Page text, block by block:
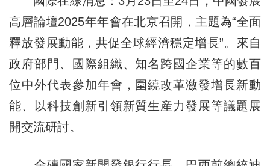
高層論壇2025年年會在北京召開，主題為“全面
釋放發展動能，共促全球經濟穩定增長”。來自
政府部門、國際組織、知名跨國企業等的數百
位中外代表參加年會，圍繞改革激發增長新動
能、以科技創新引領新質生産力發展等議題展
開交流研討。